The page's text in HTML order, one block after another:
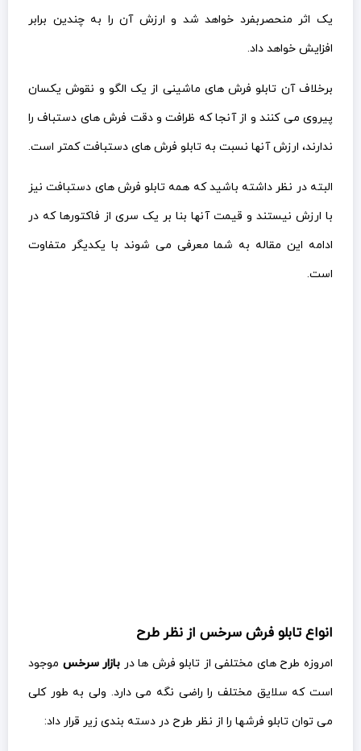
یک اثر منحصربفرد خواهد شد و ارزش آن را به چندین برابر
افزایش خواهد داد.
برخلاف آن تابلو فرش های ماشینی از یک الگو و نقوش یکسان
پیروی می کنند و از آنجا که ظرافت و دقت فرش های دستباف را
ندارند، ارزش آنها نسبت به تابلو فرش های دستبافت کمتر است.
البته در نظر داشته باشید که همه تابلو فرش های دستبافت نیز
با ارزش نیستند و قیمت آنها بنا بر یک سری از فاکتورها که در
ادامه این مقاله به شما معرفی می شوند با یکدیگر متفاوت
است.
انواع تابلو فرش سرخس از نظر طرح
امروزه طرح های مختلفی از تابلو فرش ها در بازار سرخس موجود
است که سلایق مختلف را راضی نگه می دارد. ولی به طور کلی
می توان تابلو فرشها را از نظر طرح در دسته بندی زیر قرار داد: